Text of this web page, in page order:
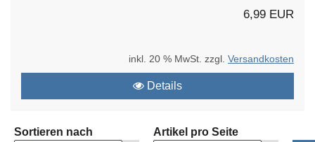
6,99 EUR
inkl. 20 % MwSt. zzgl. Versandkosten
Details
Sortieren nach Artikel pro Seite